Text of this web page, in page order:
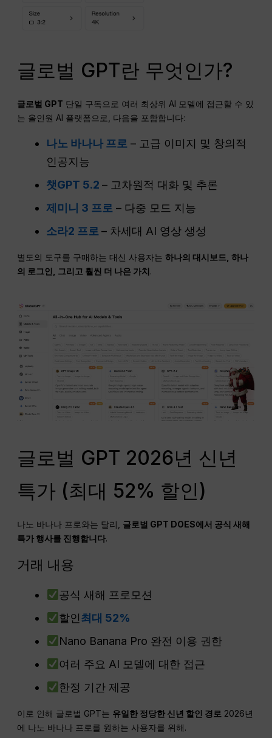
글로벌 GPT란 무엇인가?
글로벌 GPT 단일 구독으로 여러 최상위 AI 모델에 접근할 수 있
는 올인원 AI 플랫폼으로, 다음을 포함합니다:
나노 바나나 프로 – 고급 이미지 및 창의적
인공지능
챗GPT 5.2– 고차원적 대화 및 추론
제미니 3 프로 – 다중 모드 지능
소라2 프로– 차세대 AI 영상 생성
별도의 도구를 구매하는 대신 사용자는하나의 대시보드, 하나
의 로그인, 그리고 훨씬 더 나은 가치.
글로벌 GPT 2026년 신년
특가 (최대 52% 할인)
나노 바나나 프로와는 달리, 글로벌 GPT DOES에서 공식 새해
특가 행사를 진행합니다.
거래 내용
공식 새해 프로모션
할인최대 52%
Nano Banana Pro 완전 이용 권한
여러 주요 AI 모델에 대한 접근
한정 기간 제공
이로 인해 글로벌 GPT는 유일한 정당한 신년 할인 경로 2026년
에 나노 바나나 프로를 원하는 사용자를 위해.